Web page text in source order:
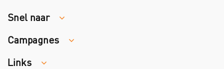
Snel naar
Traumaopvang
Melden van een arbeidsongeval
Campagnes
Week van de Teek
Links